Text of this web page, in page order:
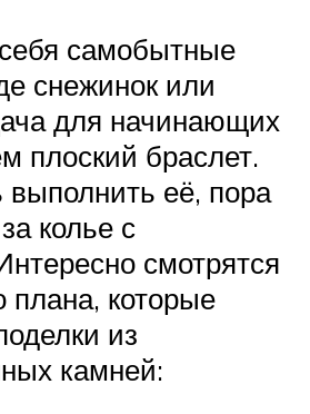
самобытные
снежинок или
для начинающих
плоский браслет.
выполнить её, пора
колье с
смотрятся
плана, которые
из
камней: